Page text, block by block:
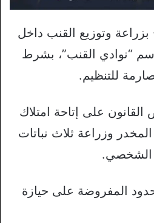
بزراعة وتوزيع القنب داخل
“نوادي القنب”، بشرط
للتنظيم.
القانون على إتاحة امتلاك
من المخدر وزراعة ثلاث نباتات
الشخصي.
المفروضة على حيازة